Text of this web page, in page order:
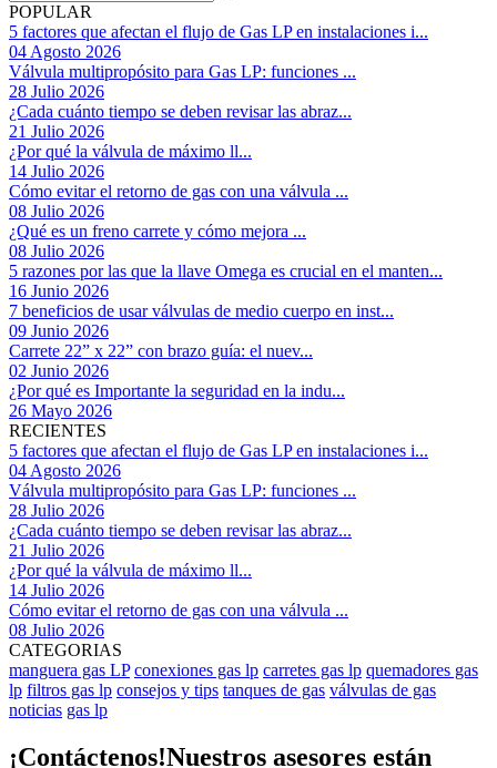
POPULAR
5 factores que afectan el flujo de Gas LP en instalaciones i...
04 Agosto 2026
Válvula multipropósito para Gas LP: funciones ...
28 Julio 2026
¿Cada cuánto tiempo se deben revisar las abraz...
21 Julio 2026
¿Por qué la válvula de máximo ll...
14 Julio 2026
Cómo evitar el retorno de gas con una válvula ...
08 Julio 2026
¿Qué es un freno carrete y cómo mejora ...
08 Julio 2026
5 razones por las que la llave Omega es crucial en el manten...
16 Junio 2026
7 beneficios de usar válvulas de medio cuerpo en inst...
09 Junio 2026
Carrete 22” x 22” con brazo guía: el nuev...
02 Junio 2026
¿Por qué es Importante la seguridad en la indu...
26 Mayo 2026
RECIENTES
5 factores que afectan el flujo de Gas LP en instalaciones i...
04 Agosto 2026
Válvula multipropósito para Gas LP: funciones ...
28 Julio 2026
¿Cada cuánto tiempo se deben revisar las abraz...
21 Julio 2026
¿Por qué la válvula de máximo ll...
14 Julio 2026
Cómo evitar el retorno de gas con una válvula ...
08 Julio 2026
CATEGORIAS
manguera gas LP conexiones gas lp carretes gas lp quemadores gas
lp filtros gas lp consejos y tips tanques de gas válvulas de gas
noticias gas lp
¡Contáctenos!Nuestros asesores están